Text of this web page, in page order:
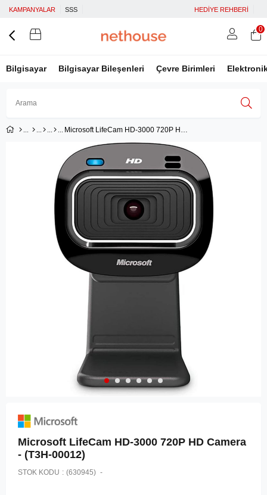
KAMPANYALAR SSS HEDİYE REHBERİ
Bilgisayar Bilgisayar Bileşenleri Çevre Birimleri
Google İle Bağlan
0
Microsoft LifeCam HD-3000 720P HD Camera - (T3H-00012)
Microsoft LifeCam HD-3000 720P HD Camera
- (T3H-00012)
STOK KODU (630945)